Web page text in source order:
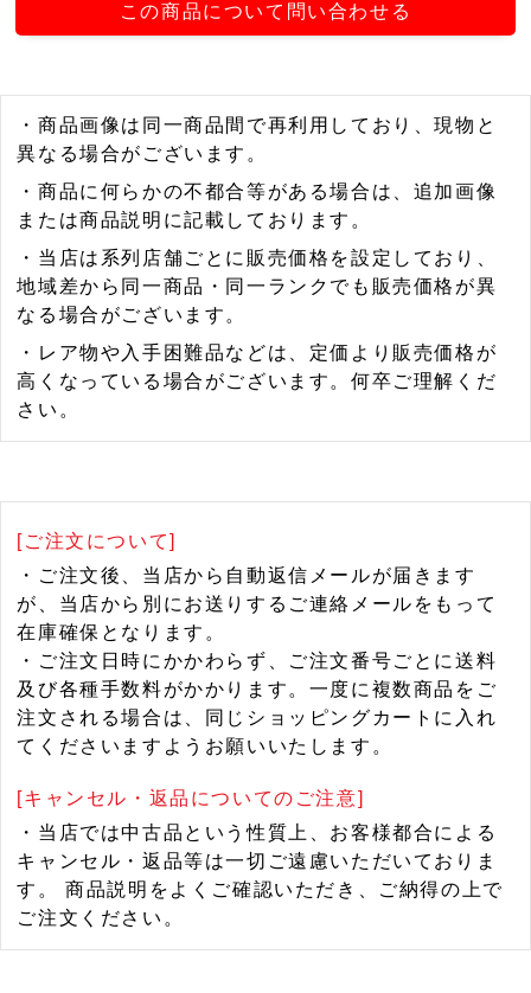
この商品について問い合わせる
・商品画像は同一商品間で再利用しており、現物と
異なる場合がございます。
・商品に何らかの不都合等がある場合は、追加画像
または商品説明に記載しております。
・当店は系列店舗ごとに販売価格を設定しており、
地域差から同一商品・同一ランクでも販売価格が異
なる場合がございます。
・レア物や入手困難品などは、定価より販売価格が
高くなっている場合がございます。何卒ご理解くだ
さい。
[ご注文について]
・ご注文後、当店から自動返信メールが届きます
が、当店から別にお送りするご連絡メールをもって
在庫確保となります。
・ご注文日時にかかわらず、ご注文番号ごとに送料
及び各種手数料がかかります。一度に複数商品をご
注文される場合は、同じショッピングカートに入れ
てくださいますようお願いいたします。
[キャンセル・返品についてのご注意]
・当店では中古品という性質上、お客様都合による
キャンセル・返品等は一切ご遠慮いただいておりま
す。 商品説明をよくご確認いただき、ご納得の上で
ご注文ください。